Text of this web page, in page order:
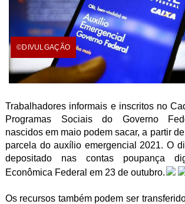
©DIVULGAÇÃO
Trabalhadores informais e inscritos no
Programas Sociais do Governo
nascidos em maio podem sacar, a partir
parcela do auxílio emergencial 2021. O
depositado nas contas poupança
Econômica Federal em 23 de outubro.
Os recursos também podem ser